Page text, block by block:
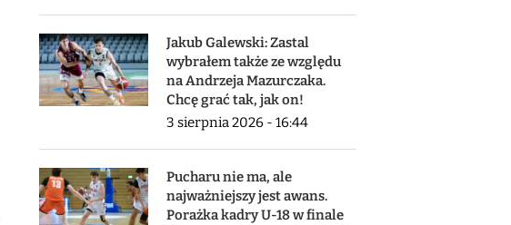
Jakub Galewski: Zastal
wybrałem także ze względu
na Andrzeja Mazurczaka.
Chcę grać tak, jak on!
3 sierpnia 2026 - 16:44
Pucharu nie ma, ale
najważniejszy jest awans.
Porażka kadry U-18 w finale